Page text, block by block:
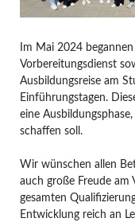
Im Mai 2024
Vorbereitungsdienst
Ausbildungsreise am
Einführungstagen.
eine
schaffen soll.
Wir wünschen allen
auch große Freude am
gesamten
Entwicklung reich an